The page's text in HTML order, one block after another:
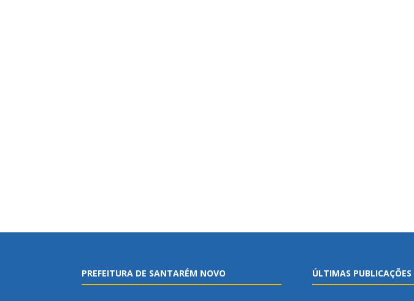
PREFEITURA DE SANTARÉM NOVO ÚLTIMAS PUBLICAÇÕES